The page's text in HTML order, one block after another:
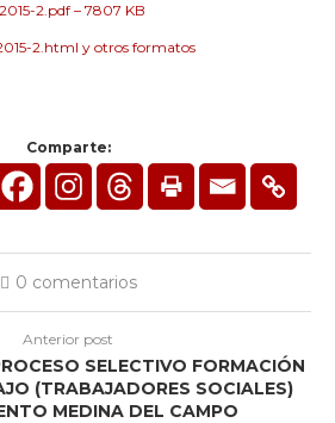
2.pdf – 7807 KB
2.html y otros formatos
Comparte:
0 comentarios
Anterior post
SELECTIVO FORMACIÓN
(TRABAJADORES SOCIALES)
MEDINA DEL CAMPO